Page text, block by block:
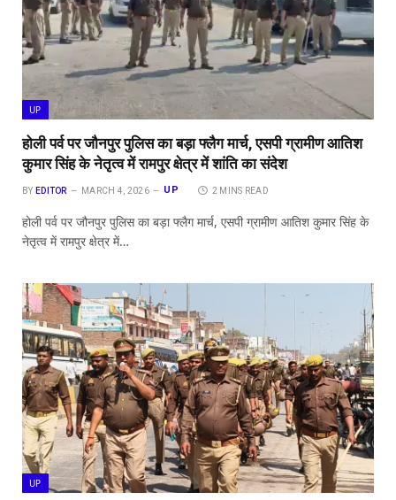
UP
होली पर्व पर जौनपुर पुलिस का बड़ा फ्लैग मार्च, एसपी ग्रामीण आतिश
कुमार सिंह के नेतृत्व में रामपुर क्षेत्र में शांति का संदेश
BY EDITOR MARCH 4, 2026 UP 2 MINS READ
होली पर्व पर जौनपुर पुलिस का बड़ा फ्लैग मार्च, एसपी ग्रामीण आतिश कुमार सिंह के
नेतृत्व में रामपुर क्षेत्र में…
UP